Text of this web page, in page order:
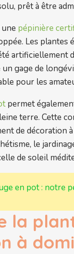
prêt à être
pépinière
Les plantes
gage de
pour les
permet
terre. Cette
de décoration
le
de soleil
en pot : notre
la
à